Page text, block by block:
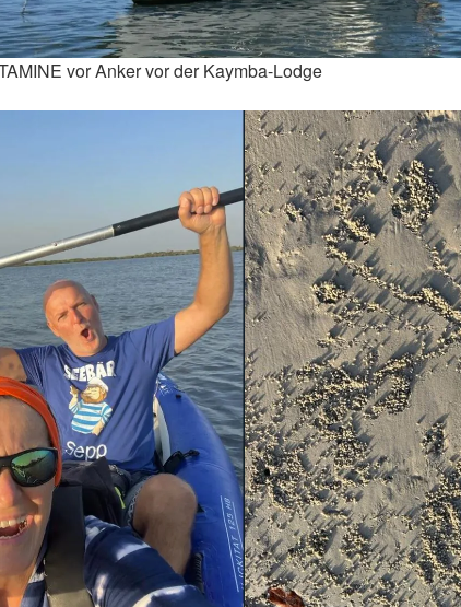
vor Anker vor der Kaymba-Lodge